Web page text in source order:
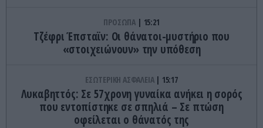
ΠΡΟΣΩΠΑ 15:21
Τζέφρι Έπσταϊν: Οι θάνατοι-μυστήριο που
«στοιχειώνουν» την υπόθεση
ΕΣΩΤΕΡΙΚΗ ΑΣΦΑΛΕΙΑ 15:17
Λυκαβηττός: Σε 57χρονη γυναίκα ανήκει η σορός
που εντοπίστηκε σε σπηλιά – Σε πτώση
οφείλεται ο θάνατός της